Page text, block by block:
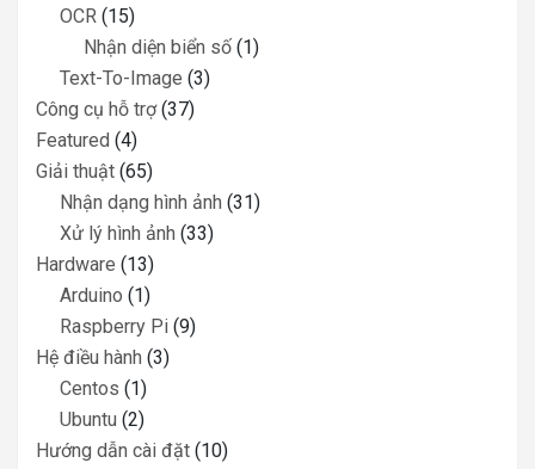
OCR (15)
Nhận diện biển số (1)
Text-To-Image (3)
Công cụ hỗ trợ(37)
Featured (4)
Giải thuật (65)
Nhận dạng hình ảnh (31)
Xử lý hình ảnh (33)
Hardware (13)
Arduino (1)
Raspberry Pi (9)
Hệ điều hành (3)
Centos (1)
Ubuntu (2)
Hướng dẫn cài đặt (10)